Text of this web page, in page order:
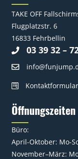
TAKE OFF
Flugplatzstr. 6
16833 Fehrbellin
03 39 32 –
Kontaktformular
Öffnungszeiten
Büro:
April-Oktober: Mo-
November–März: